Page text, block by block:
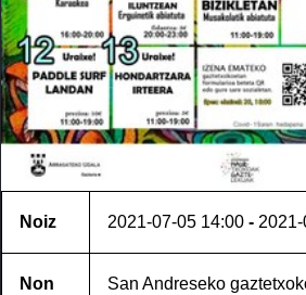
Noiz 2021-07-05 14:00 -
Non San Andreseko